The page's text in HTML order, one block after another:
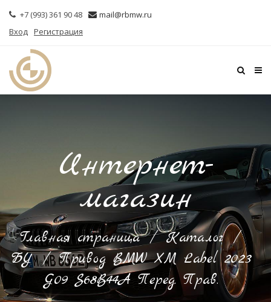
+7 (993) 361 90 48
mail@rbmw.ru
Вход Регистрация
Интернет-
магазин
Главная страница /Каталог /
БУ /Привод BMW XM Label 2023
G09 S68B44A Перед. Прав.